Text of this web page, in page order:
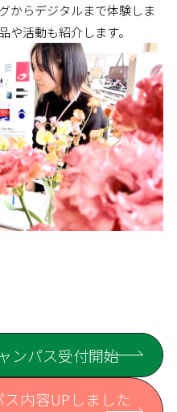
からデジタルまで体験しま
や活動も紹介します。
ンパス受付開始
内容UPしました